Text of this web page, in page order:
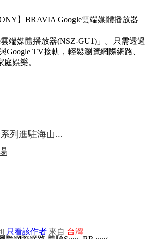
端媒體播放器(NSZ-GU1)」。只需透過
TV接軌，輕鬆瀏覽網際網路、
娛樂。
列進駐海山...
| 只看該作者來自 台灣